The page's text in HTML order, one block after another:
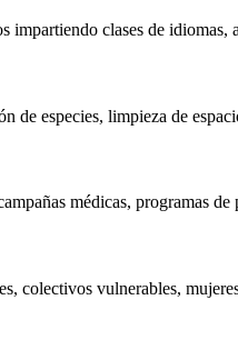
clases de
de especies, limpieza de
médicas, programas
colectivos vulnerables,